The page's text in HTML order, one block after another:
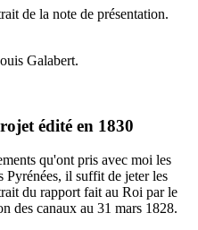
de la note de présentation.
Galabert.
édité en 1830
qu'ont pris avec moi les
Pyrénées, il suffit de jeter les
du rapport fait au Roi par le
des canaux au 31 mars 1828.